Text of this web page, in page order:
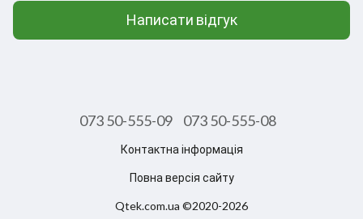
Написати відгук
073 50-555-09 073 50-555-08
Контактна інформація
Повна версія сайту
Qtek.com.ua ©2020-2026